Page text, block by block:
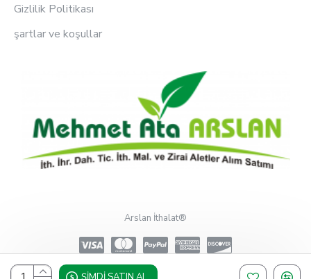
Gizlilik Politikası
şartlar ve koşullar
Arslan İthalat®